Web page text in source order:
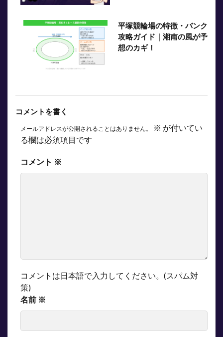
平塚競輪場の特徴・バンク
攻略ガイド｜湘南の風が予
想のカギ！
コメントを書く
メールアドレスが公開されることはありません。 ※ が付いてい
る欄は必須項目です
コメント ※
コメントは日本語で入力してください。(スパム対
策)
名前 ※